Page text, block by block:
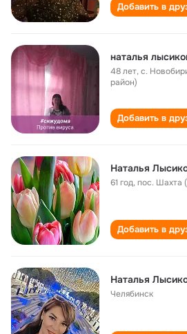
Добавить в
наталья
48 лет,с.
район)
Добавить в
Наталья
61 год,пос. Шахта
Добавить в
Наталья
Челябинск